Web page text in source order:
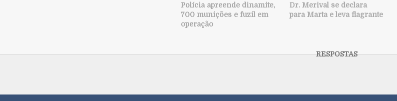
Polícia apreende dinamite,
700 munições e fuzil em
operação
Dr. Merival se declara
para Marta e leva flagrante